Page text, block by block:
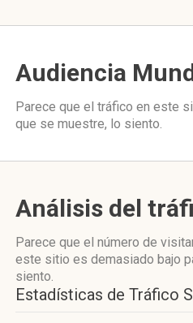
Audiencia
Parece que el tráfico en este
que se muestre, lo siento.
Análisis del
Parece que el número de
este sitio es demasiado bajo
siento.
Estadísticas de Tráfico